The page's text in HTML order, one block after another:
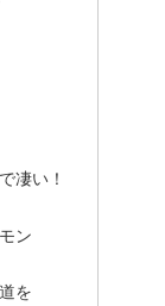
凄い！
ン
を